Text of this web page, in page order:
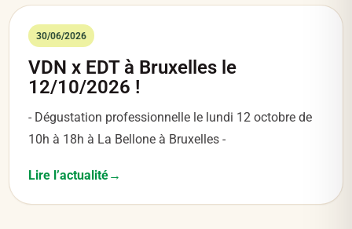
30/06/2026
VDN x EDT à Bruxelles le
12/10/2026 !
- Dégustation professionnelle le lundi 12 octobre de
10h à 18h à La Bellone à Bruxelles -
Lire l’actualité